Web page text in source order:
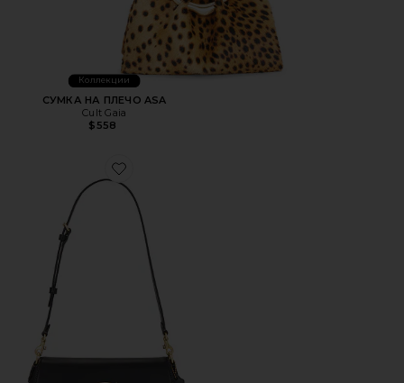
Коллекции
СУМКА НА ПЛЕЧО ASA
Cult Gaia
$558
Favorite СУМКА JET